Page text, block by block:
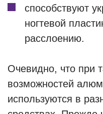
способствуют
ногтевой
расслоению.
Очевидно, что при
возможностей
используются в